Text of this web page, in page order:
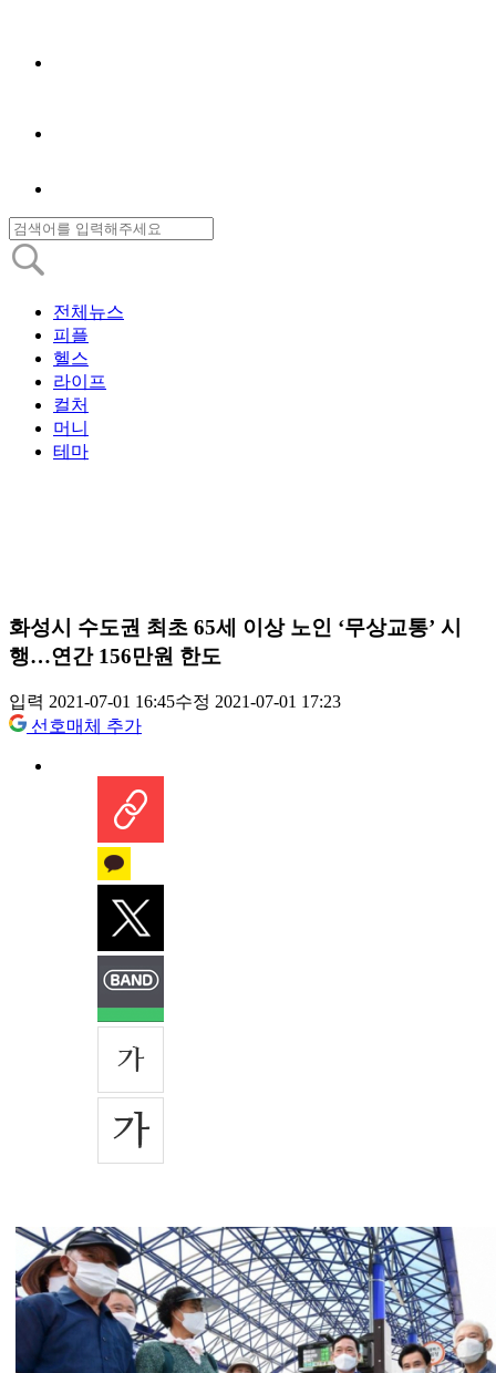
전체뉴스
피플
헬스
라이프
컬처
머니
테마
화성시 수도권 최초 65세 이상 노인 ‘무상교통’ 시
행…연간 156만원 한도
입력 2021-07-01 16:45수정 2021-07-01 17:23
선호매체 추가